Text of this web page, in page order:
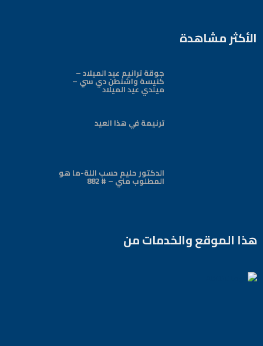
الأكثر مشاهدة
جوقة ترانيم عيد الميلاد –
كنيسة واشنطن دي سي –
ميلدي عيد الميلاد
ترنيمة في هذا العيد
الدكتور حليم حسب اللة-ما هو
المطلوب مني – # 882
هذا الموقع والخدمات من